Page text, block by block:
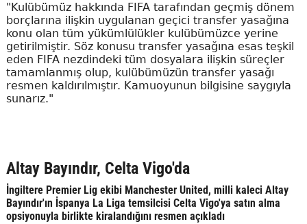
"Kulübümüz hakkında FIFA tarafından geçmiş dönem
borçlarına ilişkin uygulanan geçici transfer yasağına
konu olan tüm yükümlülükler kulübümüzce yerine
getirilmiştir. Söz konusu transfer yasağına esas teşkil
eden FIFA nezdindeki tüm dosyalara ilişkin süreçler
tamamlanmış olup, kulübümüzün transfer yasağı
resmen kaldırılmıştır. Kamuoyunun bilgisine saygıyla
sunarız."
Altay Bayındır, Celta Vigo'da
İngiltere Premier Lig ekibi Manchester United, milli kaleci Altay
Bayındır'ın İspanya La Liga temsilcisi Celta Vigo'ya satın alma
opsiyonuyla birlikte kiralandığını resmen açıkladı